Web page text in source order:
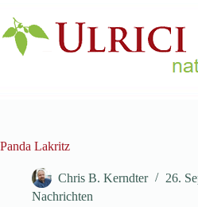
Inhalt
springen
Panda Lakritz
Chris B. Kerndter
26.
Nachrichten